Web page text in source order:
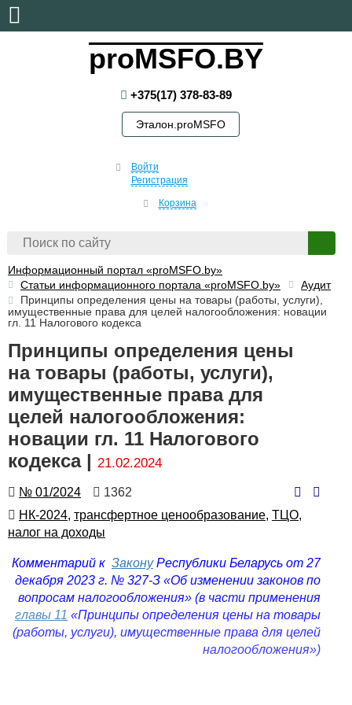
proMSFO.BY
+375(17) 378-83-89
Эталон.proMSFO
Войти
Регистрация
Корзина
Информационный портал «proMSFO.by»
Статьи информационного портала «proMSFO.by»
Аудит
Принципы определения цены на товары (работы, услуги),
имущественные права для целей налогообложения: новации
гл. 11 Налогового кодекса
Принципы определения цены
на товары (работы, услуги),
имущественные права для
целей налогообложения:
новации гл. 11 Налогового
кодекса | 21.02.2024
Номер
№ 01/2024
Количество
просмотров
1362
Автор
НК-2024, трансфертное ценообразование, ТЦО,
налог на доходы
Комментарий к ЗаконуРеспублики Беларусь от 27
декабря 2023 г. № 327-З «Об изменении законов по
вопросам налогообложения» (в части применения
главы 11 «Принципы определения цены на товары
(работы, услуги), имущественные права для целей
налогообложения»)